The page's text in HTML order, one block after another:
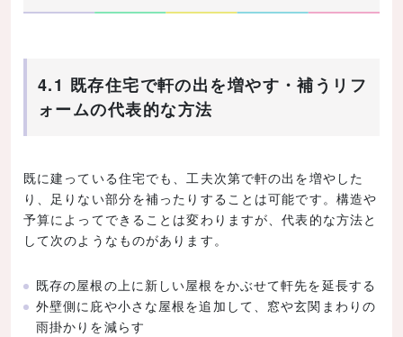
4.1 既存住宅で軒の出を増やす・補うリフ
ォームの代表的な方法
既に建っている住宅でも、工夫次第で軒の出を増やした
り、足りない部分を補ったりすることは可能です。構造や
予算によってできることは変わりますが、代表的な方法と
して次のようなものがあります。
既存の屋根の上に新しい屋根をかぶせて軒先を延長する
外壁側に庇や小さな屋根を追加して、窓や玄関まわりの
雨掛かりを減らす